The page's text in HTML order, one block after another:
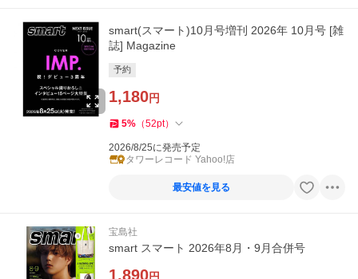
smart(スマート)10月号増刊 2026年 10月号 [雑
誌] Magazine
予約
1,180円
5% （52pt）
2026/8/25に発売予定
タワーレコード Yahoo!店
最安値を見る
宝島社
smart スマート 2026年8月・9月合併号
1,890